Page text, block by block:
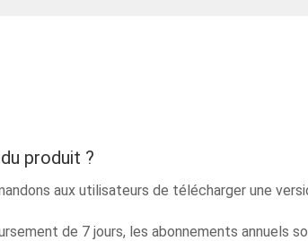
produit ?
aux utilisateurs de télécharger une
de 7 jours, les abonnements annuels